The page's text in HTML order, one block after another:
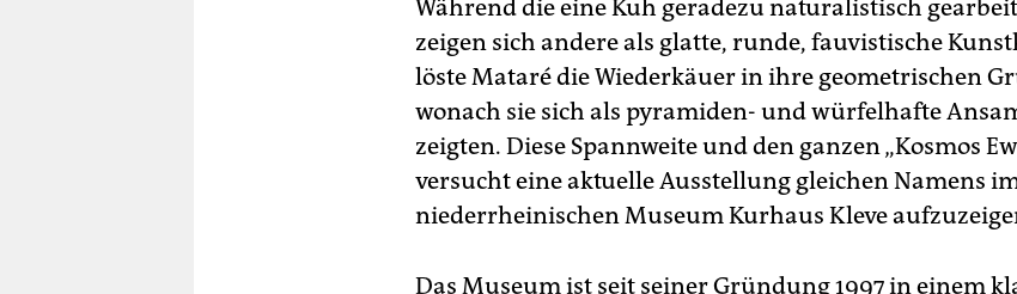
Während die eine Kuh geradezu naturalistisch
zeigen sich andere als glatte, runde, fauvistische
löste Mataré die Wiederkäuer in ihre geometrischen
wonach sie sich als pyramiden- und würfelhafte
zeigten. Diese Spannweite und den ganzen „Kosmos
versucht eine aktuelle Ausstellung gleichen Namens
niederrheinischen Museum Kurhaus Kleve
Das Museum ist seit seiner Gründung 1997 in einem